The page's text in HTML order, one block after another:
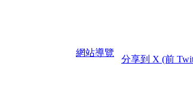
網站導覽
分享到 X (前